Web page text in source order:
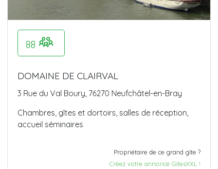
88
DOMAINE DE CLAIRVAL
3 Rue du Val Boury, 76270 Neufchâtel-en-Bray
Chambres, gîtes et dortoirs, salles de réception,
accueil séminaires
Propriétaire de ce grand gîte ?
Créez votre annonce GitesXXL !